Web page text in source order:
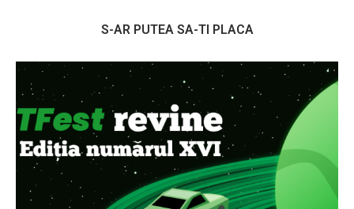
S-AR PUTEA SA-TI PLACA